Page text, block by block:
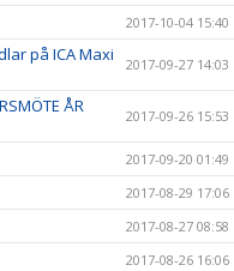
2017-10-04 15:40
på ICA Maxi
2017-09-27 14:03
ÅR
2017-09-26 15:53
2017-09-20 01:49
2017-08-29 17:06
2017-08-27 08:58
2017-08-26 16:06